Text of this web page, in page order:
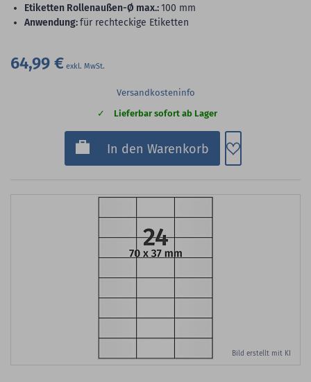
Etiketten Rollenaußen-Ø max.:100 mm
Anwendung:für rechteckige Etiketten
64,99 €
Versandkosteninfo
Lieferbar sofort ab Lager
In den Warenkorb Zum
Bild erstellt mit KI